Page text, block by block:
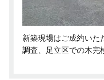
新築現場はご成約いた
調査、足立区での木完